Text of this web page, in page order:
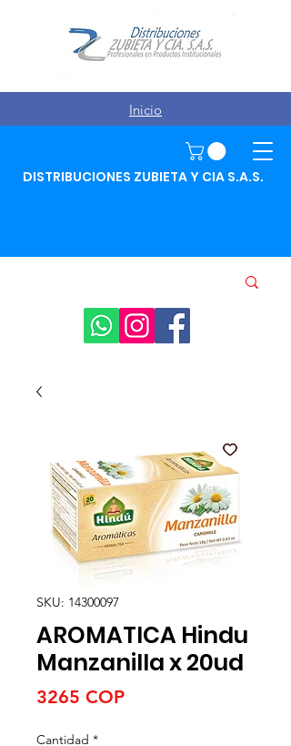
Inicio
DISTRIBUCIONES ZUBIETA Y CIA S.A.S.
SKU: 14300097
AROMATICA Hindu
Manzanilla x 20ud
3265 COPPrecio
Cantidad *